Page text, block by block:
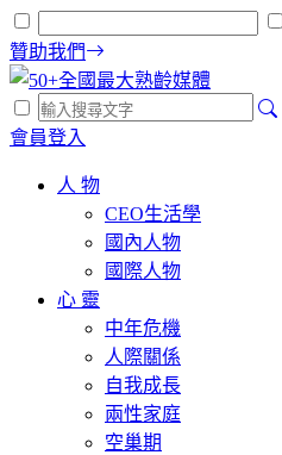
贊助我們
會員登入
人 物
CEO生活學
國內人物
國際人物
心 靈
中年危機
人際關係
自我成長
兩性家庭
空巢期